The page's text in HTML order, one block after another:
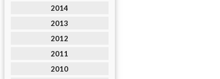
2014
2013
2012
2011
2010